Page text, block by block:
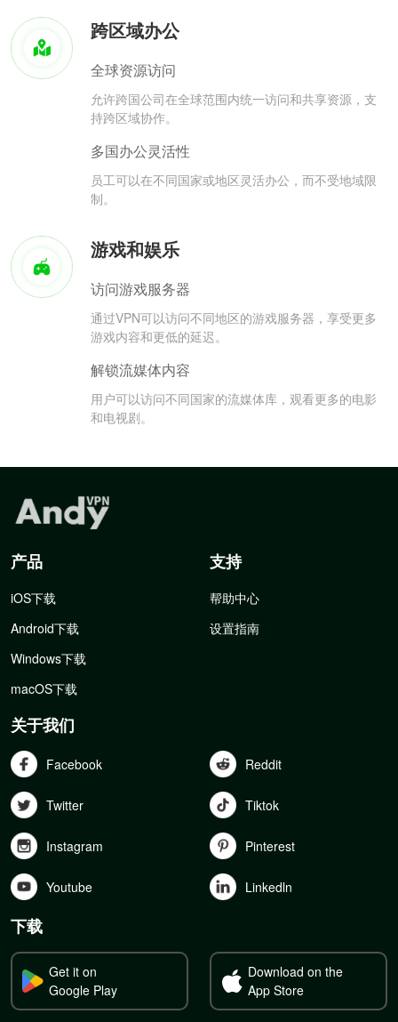
跨区域办公
全球资源访问
允许跨国公司在全球范围内统一访问和共享资源，支
持跨区域协作。
多国办公灵活性
员工可以在不同国家或地区灵活办公，而不受地域限
制。
游戏和娱乐
访问游戏服务器
通过VPN可以访问不同地区的游戏服务器，享受更多
游戏内容和更低的延迟。
解锁流媒体内容
用户可以访问不同国家的流媒体库，观看更多的电影
和电视剧。
产品
iOS下载
Android下载
Windows下载
macOS下载
支持
帮助中心
设置指南
关于我们
Facebook Reddit
Twitter Tiktok
Instagram Pinterest
Youtube Linkedln
下载
Get it on
Google Play
Download on the
App Store